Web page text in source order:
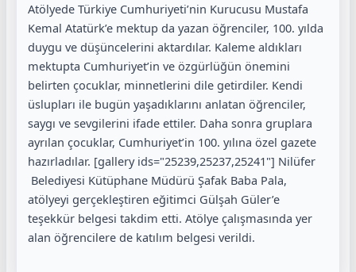
Atölyede Türkiye Cumhuriyeti’nin Kurucusu Mustafa
Kemal Atatürk’e mektup da yazan öğrenciler, 100. yılda
duygu ve düşüncelerini aktardılar. Kaleme aldıkları
mektupta Cumhuriyet’in ve özgürlüğün önemini
belirten çocuklar, minnetlerini dile getirdiler. Kendi
üslupları ile bugün yaşadıklarını anlatan öğrenciler,
saygı ve sevgilerini ifade ettiler. Daha sonra gruplara
ayrılan çocuklar, Cumhuriyet’in 100. yılına özel gazete
hazırladılar. [gallery ids="25239,25237,25241"] Nilüfer
Belediyesi Kütüphane Müdürü Şafak Baba Pala,
atölyeyi gerçekleştiren eğitimci Gülşah Güler’e
teşekkür belgesi takdim etti. Atölye çalışmasında yer
alan öğrencilere de katılım belgesi verildi.